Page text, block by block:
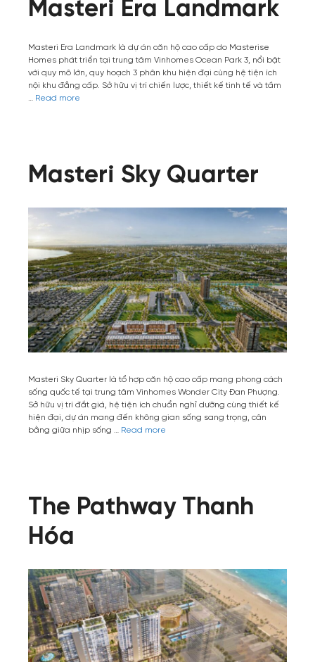
Masteri Era Landmark
Masteri Era Landmark là dự án căn hộ cao cấp do Masterise
Homes phát triển tại trung tâm Vinhomes Ocean Park 3, nổi bật
với quy mô lớn, quy hoạch 3 phân khu hiện đại cùng hệ tiện ích
nội khu đẳng cấp. Sở hữu vị trí chiến lược, thiết kế tinh tế và tầm
… Read more
Masteri Sky Quarter
Masteri Sky Quarter là tổ hợp căn hộ cao cấp mang phong cách
sống quốc tế tại trung tâm Vinhomes Wonder City Đan Phượng.
Sở hữu vị trí đắt giá, hệ tiện ích chuẩn nghỉ dưỡng cùng thiết kế
hiện đại, dự án mang đến không gian sống sang trọng, cân
bằng giữa nhịp sống … Read more
The Pathway Thanh
Hóa